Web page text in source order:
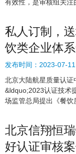
有效性，是审核组关注
私人订制，
饮类企业体
发布时间： 2023-07-11
北京大陆航星质量认
&ldquo;2023认证技术
场监管总局提出《餐饮
北京信翔恒
好认证审核案